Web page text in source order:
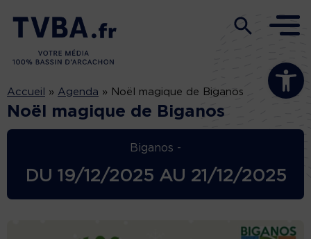
Ouvrir la
Accueil » Agenda » Noël magique de Biganos
Noël magique de Biganos
Biganos -
DU 19/12/2025AU 21/12/2025